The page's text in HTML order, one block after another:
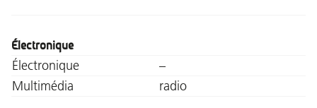
Électronique
Électronique
–
Multimédia
radio